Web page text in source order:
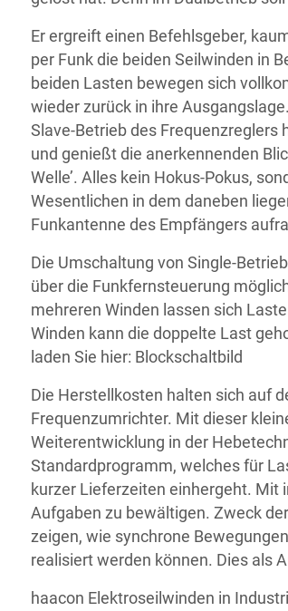
Er ergreift einen Befehlsgeber,
per Funk die beiden Seilwinden in
beiden Lasten bewegen sich
wieder zurück in ihre
Slave-Betrieb des
und genießt die anerkennenden
Welle’. Alles kein Hokus-Pokus,
Wesentlichen in dem daneben
Funkantenne des Empfängers
Die Umschaltung von Single-
über die Funkfernsteuerung
mehreren Winden lassen sich
Winden kann die doppelte Last
laden Sie hier: Blockschaltbild
Die Herstellkosten halten sich auf
Frequenzumrichter. Mit dieser
Weiterentwicklung in der
Standardprogramm, welches für
kurzer Lieferzeiten einhergeht. Mit
Aufgaben zu bewältigen. Zweck
zeigen, wie synchrone
realisiert werden können. Dies als
haacon Elektroseilwinden in